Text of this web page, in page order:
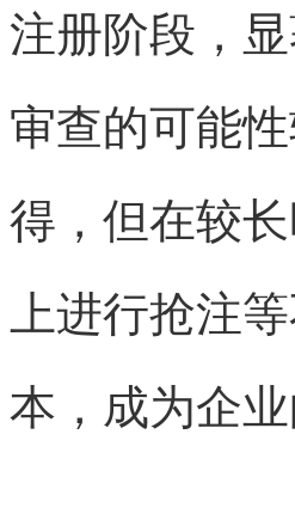
注册阶段，
审查的可能
得，但在较
上进行抢注
本，成为企业